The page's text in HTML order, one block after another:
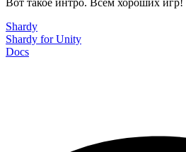
Shardy
Shardy for Unity
Docs